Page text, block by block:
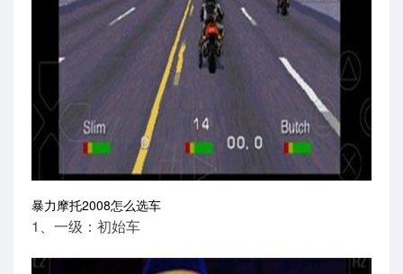
暴力摩托2008怎么选车
1、一级：初始车